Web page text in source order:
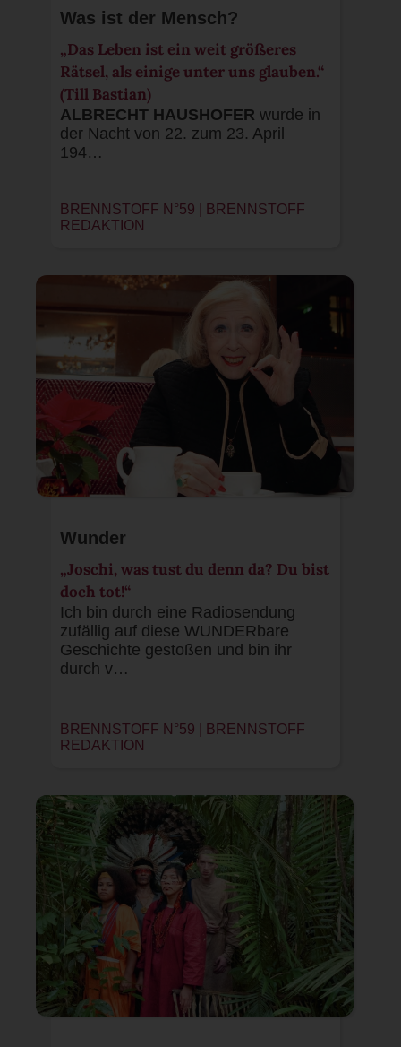
Was ist der Mensch?
„Das Leben ist ein weit größeres
Rätsel, als einige unter uns glauben.“
(Till Bastian)
ALBRECHT HAUSHOFER wurde in
der Nacht von 22. zum 23. April
194…
BRENNSTOFF N°59 |
BRENNSTOFF
REDAKTION
Wunder
„Joschi, was tust du denn da? Du bist
doch tot!“
Ich bin durch eine Radiosendung
zufällig auf diese WUNDERbare
Geschichte gestoßen und bin ihr
durch v…
BRENNSTOFF N°59 |
BRENNSTOFF
REDAKTION